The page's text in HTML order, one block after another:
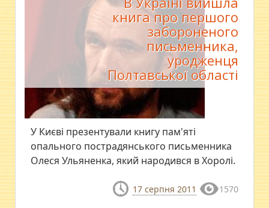
книга про першого
забороненого
письменника,
уродженця
Полтавської області
У Києві презентували книгу пам'яті
опального пострадянського письменника
Олеся Ульяненка, який народився в Хоролі.
17 серпня 2011 1570